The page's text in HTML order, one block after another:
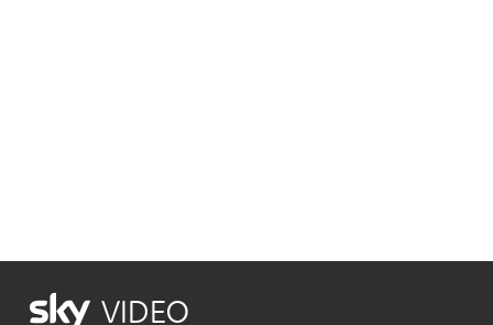
VIDEO